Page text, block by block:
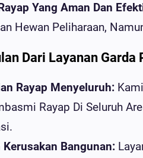
Yang Aman Dan
Hewan Peliharaan,
Dari Layanan Garda
Rayap Menyeluruh:
Rayap Di Seluruh
Kerusakan Bangunan: